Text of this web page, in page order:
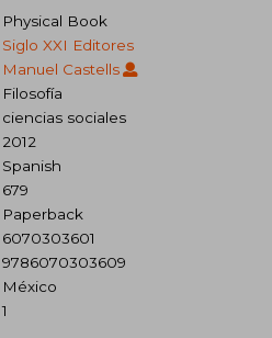
Physical Book
Siglo XXI Editores
Manuel Castells
Filosofía
ciencias sociales
2012
Spanish
679
Paperback
6070303601
9786070303609
México
1